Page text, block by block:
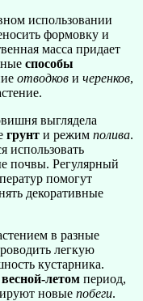
использовании
формовку и
масса придает
способы
отводков и черенков,
выглядела
грунт и режим полива.
использовать
почвы. Регулярный
помогут
декоративные
в разные
легкую
кустарника.
весной-летом период,
новые побеги.